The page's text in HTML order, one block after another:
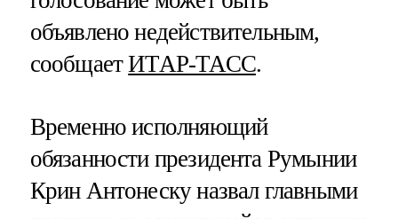
объявлено недействительным,
сообщаетИТАР-ТАСС.
Временно исполняющий
обязанности президента Румынии
Крин Антонеску назвал главными